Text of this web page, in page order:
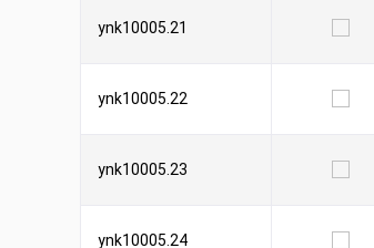
ynk10005.21
ynk10005.22
ynk10005.23
ynk10005.24